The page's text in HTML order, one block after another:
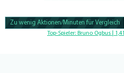
100.46728971963% Complete
Zu wenig Aktionen/Minuten für Vergleich
Top-Spieler: Bruno Ogbus | 1,41